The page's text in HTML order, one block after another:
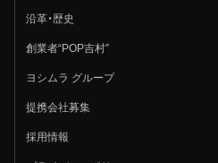
沿革・歴史
創業者“POP吉村”
ヨシムラ グループ
提携会社募集
採用情報